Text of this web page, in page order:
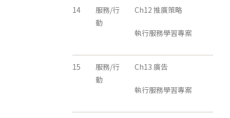
14
服務/行
動
Ch12 推廣策略
執行服務學習專案
15
服務/行
動
Ch13 廣告
執行服務學習專案